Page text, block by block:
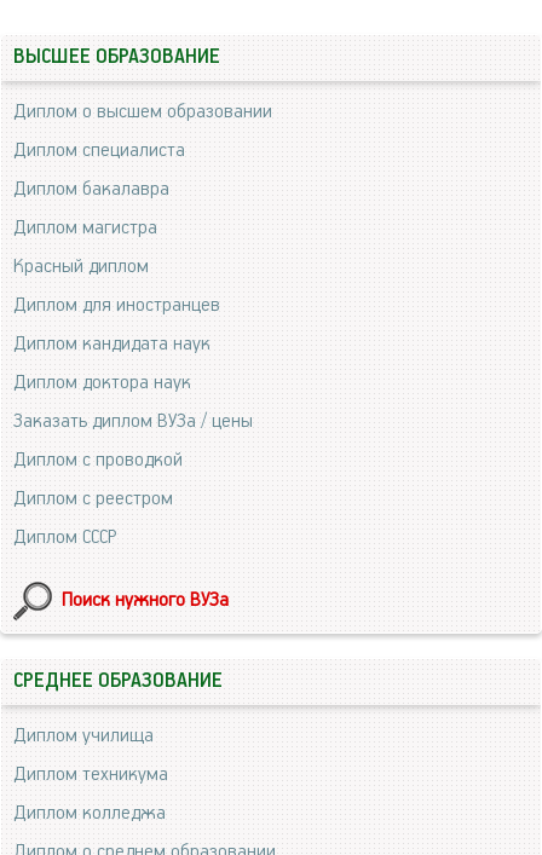
ВЫСШЕЕ ОБРАЗОВАНИЕ
Диплом о высшем образовании
Диплом специалиста
Диплом бакалавра
Диплом магистра
Красный диплом
Диплом для иностранцев
Диплом кандидата наук
Диплом доктора наук
Заказать диплом ВУЗа / цены
Диплом с проводкой
Диплом с реестром
Диплом СССР
Поиск нужного ВУЗа
СРЕДНЕЕ ОБРАЗОВАНИЕ
Диплом училища
Диплом техникума
Диплом колледжа